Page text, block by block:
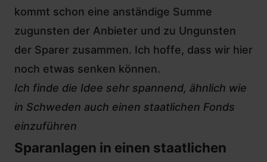
kommt schon eine anständige Summe
zugunsten der Anbieter und zu Ungunsten
der Sparer zusammen. Ich hoffe, dass wir hier
noch etwas senken können.
Ich finde die Idee sehr spannend, ähnlich wie
in Schweden auch einen staatlichen Fonds
einzuführen
Sparanlagen in einen staatlichen